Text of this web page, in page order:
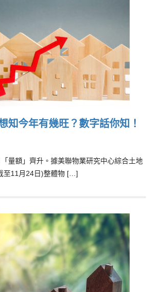
知今年有幾旺？數字話你知！
量額」齊升。據美聯物業研究中心綜合土地
至11月24日)整體物 […]